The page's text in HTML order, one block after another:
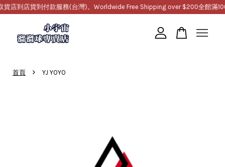
店到店貨到付款服務(台灣)。Worldwide Free Shipping over $200全館滿
首頁 › YJ YOYO